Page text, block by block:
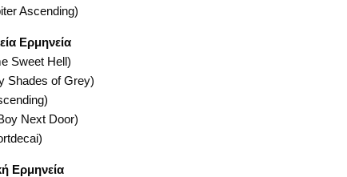
Ascending)
Ερμηνεία
Sweet Hell)
Shades of Grey)
Next Door)
Ερμηνεία